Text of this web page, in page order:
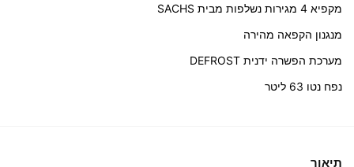
מקפיא 4 מגירות נשלפות מבית SACHS
מנגנון הקפאה מהירה
מערכת הפשרה ידנית DEFROST
נפח נטו 63 ליטר
תיאור